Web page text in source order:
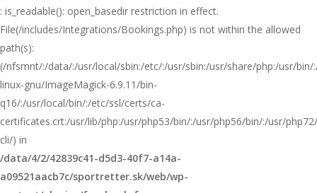
: is_readable(): open_basedir restriction in effect.
File(/includes/Integrations/Bookings.php) is not within the allowed
path(s):
(/nfsmnt/:/data/:/usr/local/sbin:/etc/:/usr/sbin:/usr/share/php:/usr/
linux-gnu/ImageMagick-6.9.11/bin-
q16/:/usr/local/bin/:/etc/ssl/certs/ca-
certificates.crt:/usr/lib/php:/usr/php53/bin/:/usr/php56/bin/:/usr/
cli/) in
/data/4/2/42839c41-d5d3-40f7-a14a-
a09521aacb7c/sportretter.sk/web/wp-